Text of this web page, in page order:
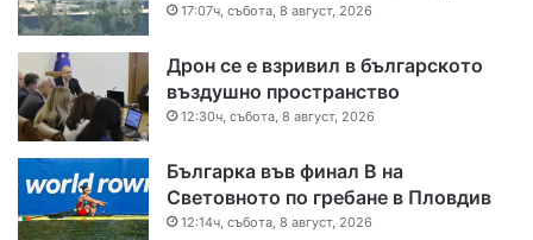
17:07ч, събота, 8 август, 2026
Дрон се е взривил в българското
въздушно пространство
12:30ч, събота, 8 август, 2026
Българка във финал B на
Световното по гребане в Пловдив
12:14ч, събота, 8 август, 2026